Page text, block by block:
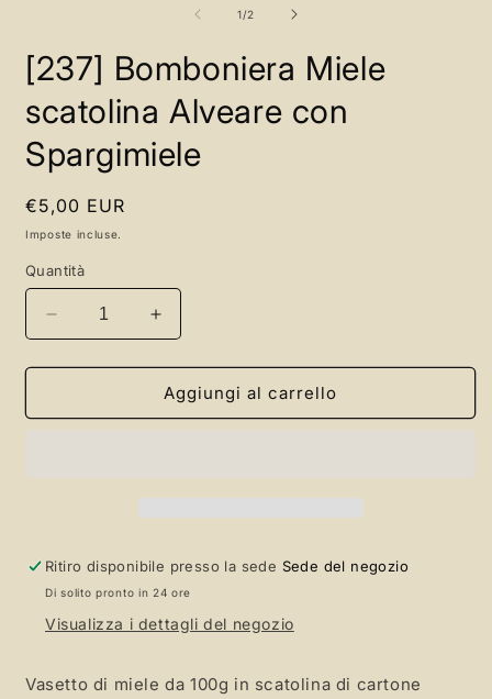
finestra
modale
1/su
2
[237] Bomboniera Miele
scatolina Alveare con
Spargimiele
Prezzo
di
€5,00 EUR
Imposte incluse.
Quantità
Diminuisci
quantità
per
Bomboniera
Aumenta
quantità
per
[237]
Bomboniera
Aggiungi al carrello
Ritiro disponibile presso la sede Sede del negozio
Di solito pronto in 24 ore
Visualizza i dettagli del negozio
Vasetto di miele da 100g in scatolina di cartone